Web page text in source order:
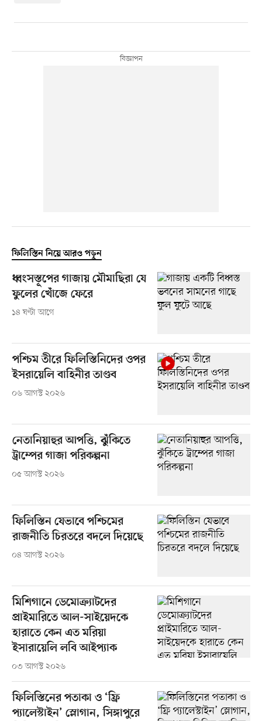
ফিলিস্তিন নিয়ে আরও পড়ুন
ধ্বংসস্তূপের গাজায় মৌমাছিরা যে
ফুলের খোঁজে ফেরে
১৪ ঘণ্টা আগে
পশ্চিম তীরে ফিলিস্তিনিদের ওপর
ইসরায়েলি বাহিনীর তাণ্ডব
০৬ আগস্ট ২০২৬
নেতানিয়াহুর আপত্তি, ঝুঁকিতে
ট্রাম্পের গাজা পরিকল্পনা
০৫ আগস্ট ২০২৬
ফিলিস্তিন যেভাবে পশ্চিমের
রাজনীতি চিরতরে বদলে দিয়েছে
০৪ আগস্ট ২০২৬
মিশিগানে ডেমোক্র্যাটদের
প্রাইমারিতে আল-সাইয়েদকে
হারাতে কেন এত মরিয়া
ইসারায়েলি লবি আইপ্যাক
০৩ আগস্ট ২০২৬
ফিলিস্তিনের পতাকা ও ‘ফ্রি
প্যালেস্টাইন’ স্লোগান, সিঙ্গাপুরে